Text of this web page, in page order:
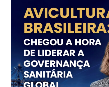
R$ 7,15
Trigo Atacado -
PR
R$ 1.414,20
t